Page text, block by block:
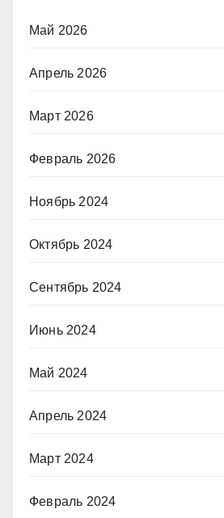
Май 2026
Апрель 2026
Март 2026
Февраль 2026
Ноябрь 2024
Октябрь 2024
Сентябрь 2024
Июнь 2024
Май 2024
Апрель 2024
Март 2024
Февраль 2024